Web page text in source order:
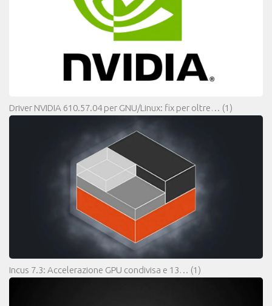
Driver NVIDIA 610.57.04 per GNU/Linux: fix per oltre… (1)
Incus 7.3: Accelerazione GPU condivisa e 13… (1)